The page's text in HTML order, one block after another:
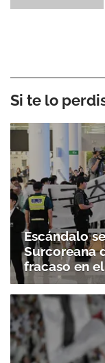
Si te lo
Escándalo
Surcoreana
fracaso en